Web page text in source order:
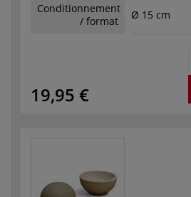
Conditionnement
/ format
Ø 15 cm
19,95 €